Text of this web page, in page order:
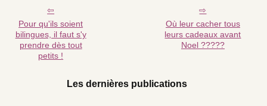
Pour qu'ils soient
bilingues, il faut s'y
prendre dès tout
petits !
Où leur cacher tous
leurs cadeaux avant
Noel ?????
Les dernières publications